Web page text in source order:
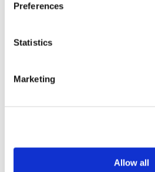
Preferences
Statistics
Marketing
Allow all
Наша спецпропозиція
Без піджанру